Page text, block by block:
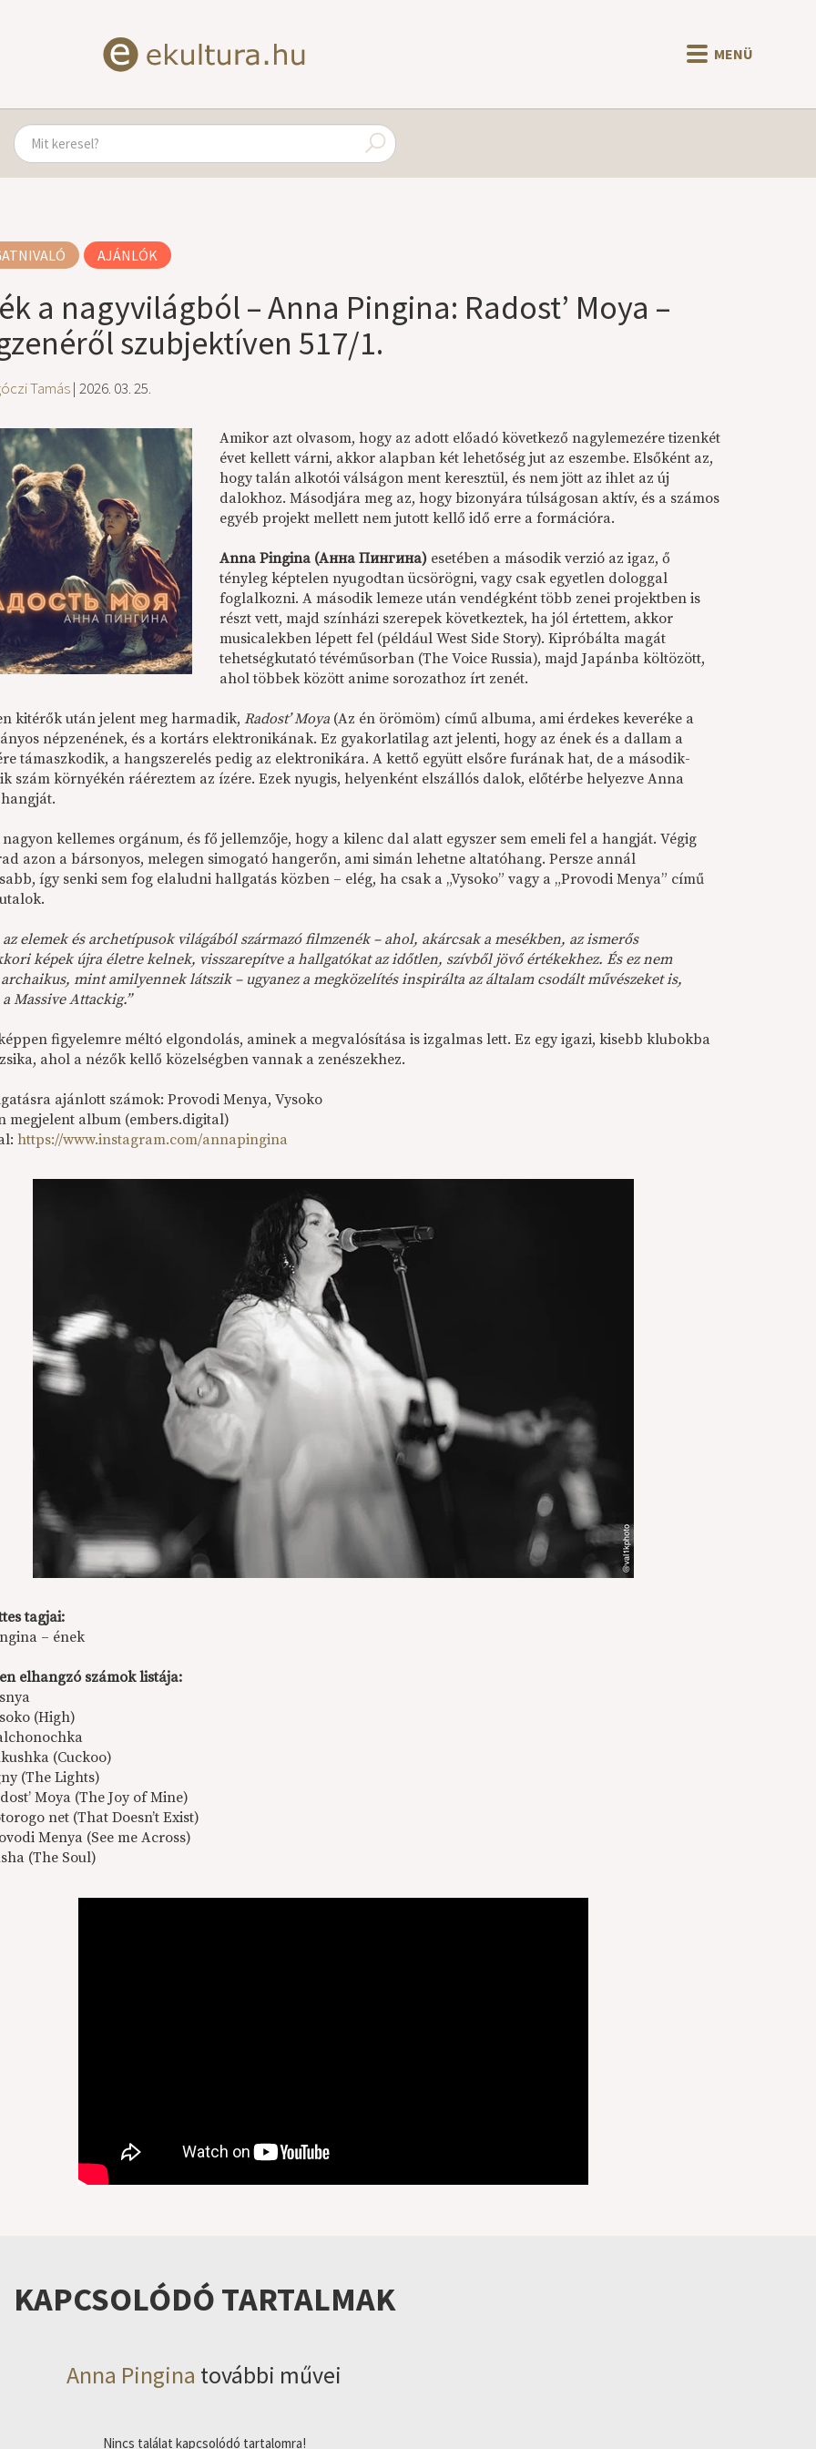
MENÜ
AJÁNLÓK
a nagyvilágból – Anna Pingina: Radost’ Moya –
szubjektíven 517/1.
Tamás| 2026. 03. 25.
Amikor azt olvasom, hogy az adott előadó következő nagylemezére tizenkét
évet kellett várni, akkor alapban két lehetőség jut az eszembe. Elsőként az,
hogy talán alkotói válságon ment keresztül, és nem jött az ihlet az új
dalokhoz. Másodjára meg az, hogy bizonyára túlságosan aktív, és a számos
egyéb projekt mellett nem jutott kellő idő erre a formációra.
Anna Pingina (Анна Пингина) esetében a második verzió az igaz, ő
tényleg képtelen nyugodtan ücsörögni, vagy csak egyetlen dologgal
foglalkozni. A második lemeze után vendégként több zenei projektben is
részt vett, majd színházi szerepek következtek, ha jól értettem, akkor
musicalekben lépett fel (például West Side Story). Kipróbálta magát
tehetségkutató tévéműsorban (The Voice Russia), majd Japánba költözött,
ahol többek között anime sorozathoz írt zenét.
kitérők után jelent meg harmadik,Radost’ Moya (Az én örömöm) című albuma, ami érdekes keveréke a
népzenének, és a kortárs elektronikának. Ez gyakorlatilag azt jelenti, hogy az ének és a dallam a
támaszkodik, a hangszerelés pedig az elektronikára. A kettő együtt elsőre furának hat, de a második-
szám környékén ráéreztem az ízére. Ezek nyugis, helyenként elszállós dalok, előtérbe helyezve Anna
nagyon kellemes orgánum, és fő jellemzője, hogy a kilenc dal alatt egyszer sem emeli fel a hangját. Végig
azon a bársonyos, melegen simogató hangerőn, ami simán lehetne altatóhang. Persze annál
így senki sem fog elaludni hallgatás közben – elég, ha csak a „Vysoko” vagy a „Provodi Menya” című
az elemek és archetípusok világából származó filmzenék – ahol, akárcsak a mesékben, az ismerős
képek újra életre kelnek, visszarepítve a hallgatókat az időtlen, szívből jövő értékekhez. És ez nem
mint amilyennek látszik – ugyanez a megközelítés inspirálta az általam csodált művészeket is,
Massive Attackig.”
figyelemre méltó elgondolás, aminek a megvalósítása is izgalmas lett. Ez egy igazi, kisebb klubokba
ahol a nézők kellő közelségben vannak a zenészekhez.
ajánlott számok: Provodi Menya, Vysoko
megjelent album (embers.digital)
https://www.instagram.com/annapingina
tagjai:
– ének
elhangzó számok listája:
(High)
(Cuckoo)
(The Lights)
Moya (The Joy of Mine)
net (That Doesn’t Exist)
Menya (See me Across)
(The Soul)
KAPCSOLÓDÓ TARTALMAK
Anna Pingina további művei
Nincs találat kapcsolódó tartalomra!